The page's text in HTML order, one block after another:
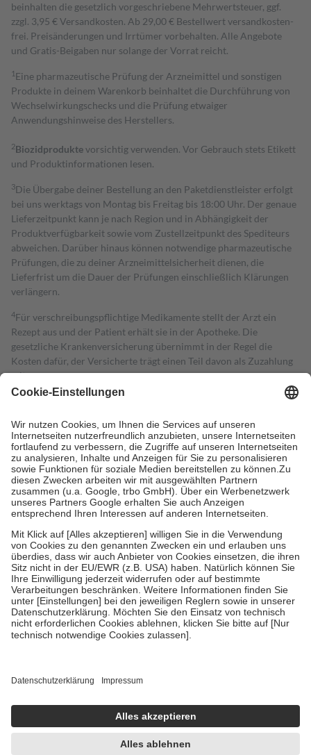
beinhalten die gesetzlich vorgeschriebene Mehrwertsteuer, ggf.
zzgl. 3,95 € Versandkosten. Ab 29,00 € Bestell­wert versand­kosten­
frei. Preisänderungen und Irrtümer vorbehalten. Alle Angebote
und Gratis-Beigaben nur solange der Vorrat reicht.
1 Eine pharmazeutische Prüfung der Arzneimittel und sonstigen
Produkte in deinem Warenkorb beinhaltet die Durchführung von
Wechselwirkungschecks und die Prüfung etwaiger
Anwendungshinweise des Herstellers.
2Biozidproduktevorsichtig verwenden. Vor Gebrauch stets Etikett
und Produktinformationen lesen.
3Die Übergabe deiner Bestellung an den Paketdienstleister erfolgt
bei uns werktags von Montag bis Freitag bis 18:00 Uhr. Der genaue
Lieferzeitpunkt kann je nach Region und in Abhängigkeit der
Produktverfügbarkeit sowie vom Zustellzeitpunkt des Spediteurs
abweichen. Darüber hinaus können notwendige pharmazeutische
Prüfungen, die zu deiner Arzneimittelsicherheit dienen, die
Lieferfrist um die Dauer der Prüfungen einschließlich Klärungen
verlängern.
4Für verschreibungspflichtige Medikamente stellt der Arzt ein
Rezept aus und der Patient erhält sie in der Apotheke. Die
gesetzliche Krankenversicherung übernimmt in der Regel die
Kosten dafür, der Versicherte trägt einen Teil davon als Zuzahlung
mit.
Grundsätzlich leisten Mitglieder Zuzahlungen in Höhe von zehn
höchstens zehn Euro.
Es sind jedoch nie mehr als die tatsächlichen
Kosten der Leistung zu entrichten.
Diese Regeln gelten grundsätzlich auch für Online-Apotheken.
Bei Heilmitteln und häuslicher Krankenpflege beträgt die
Zuzahlung zehn Prozent der Kosten sowie zehn Euro je
Verordnung.
Um das Engagement der Versicherten für ihre eigene Gesundheit zu
stärken und die besondere Stellung der Familie zu unterstützen,
fallenkeine Zuzahlungenan bei:
• Kindern und Jugendlichen bis zum vollendeten 18. Lebensjahr
mit Ausnahme der Fahrkosten
• Untersuchungen zur Vorsorge und Früherkennung, die von der
GKV getragen werden
• empfohlenen Schutzimpfungen
• Harn- und Blutteststreifen
getroffen, um sicherzustellen, dass es sich um echte Bewertungen
https://help.etrusted.com/hc/de/articles/4419944605341
Einige Bilder und Inhalte wurden unter Zuhilfenahme künstlicher